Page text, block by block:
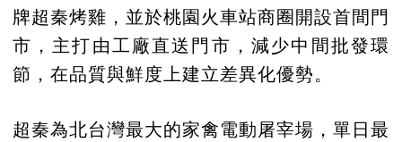
牌超秦烤雞，並於桃園火車站商圈開設首間門
市，主打由工廠直送門市，減少中間批發環
節，在品質與鮮度上建立差異化優勢。
超秦為北台灣最大的家禽電動屠宰場，單日最